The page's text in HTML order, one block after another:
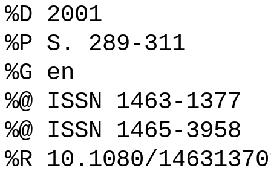
%D 2001
%P S. 289-311
%G en
%@ ISSN 1463-1377
%@ ISSN 1465-3958
%R 10.1080/